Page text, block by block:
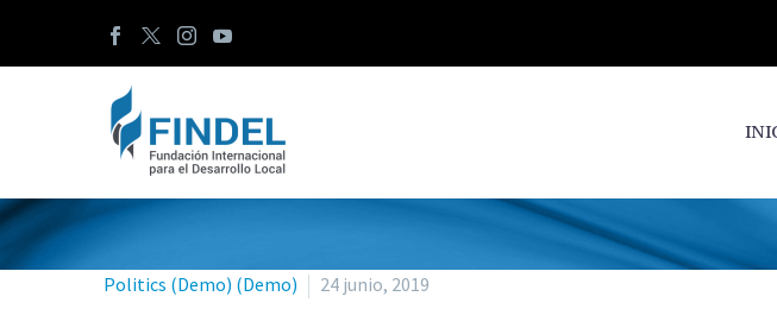
Politics (Demo) (Demo) 24 junio, 2019